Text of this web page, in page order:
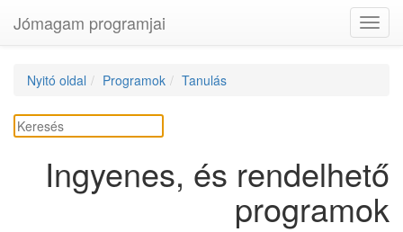
Jómagam programjai
Nyitó oldal Programok Tanulás
Ingyenes, és rendelhető
programok